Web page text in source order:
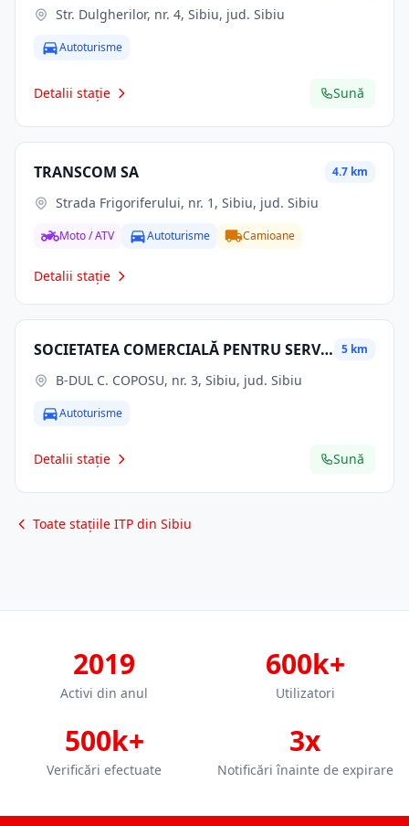
Str. Dulgherilor, nr. 4, Sibiu, jud. Sibiu
Autoturisme
Detalii stație Sună
TRANSCOM SA 4.7 km
Strada Frigoriferului, nr. 1, Sibiu, jud. Sibiu
Moto / ATV Autoturisme Camioane
Detalii stație
SOCIETATEA COMERCIALĂ PENTRU SERVICII DE MENTENANŢĂ A REŢELEI ELECTRICE DE TRANSPORT SMART SA 5 km
B-DUL C. COPOSU, nr. 3, Sibiu, jud. Sibiu
Autoturisme
Detalii stație Sună
Toate stațiile ITP din Sibiu
2019
Activi din anul
600k+
Utilizatori
500k+
Verificări efectuate
3x
Notificări înainte de expirare